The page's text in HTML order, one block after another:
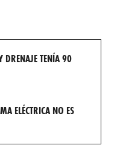
DRENAJE TENÍA 90
ELÉCTRICA NO ES